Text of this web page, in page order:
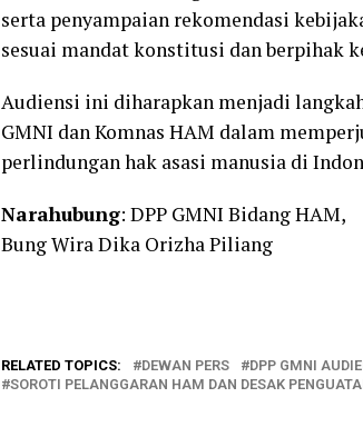
serta penyampaian rekomendasi
sesuai mandat konstitusi dan berpihak
Audiensi ini diharapkan menjadi
GMNI dan Komnas HAM dalam
perlindungan hak asasi manusia di
Narahubung: DPP GMNI Bidang HAM,
Bung Wira Dika Orizha Piliang
RELATED TOPICS: DEWAN PERS DPP GMNI
SOROTI PELANGGARAN HAM DAN DESAK